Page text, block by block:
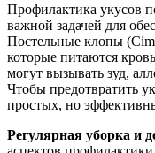
Профилактика укусов
важной задачей для
Постельные клопы
которые питаются
могут вызывать зуд,
Чтобы предотвратить
простых, но
Регулярная уборка и